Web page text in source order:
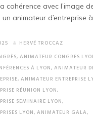
cohérence avec l’image
animateur d’entreprise
HERVÉ TROCCAZ
, ANIMATEUR CONGRES
À LYON, ANIMATEUR
, ANIMATEUR ENTREPRISE
RÉUNION LYON,
SEMINAIRE LYON,
LYON, ANIMATEUR GALA,